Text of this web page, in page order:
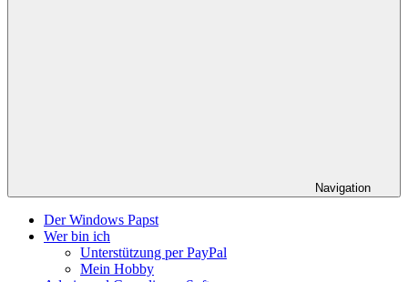
Navigation
Der Windows Papst
Wer bin ich
Unterstützung per PayPal
Mein Hobby